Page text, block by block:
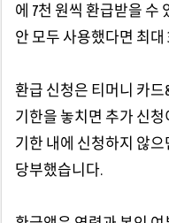
에 7천 원씩 환급받을 수
안 모두 사용했다면 최대
환급 신청은 티머니 카
기한을 놓치면 추가 신
기한 내에 신청하지 않
당부했습니다.